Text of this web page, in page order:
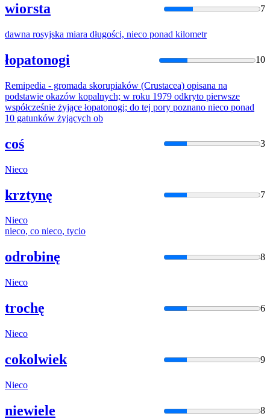
wiorsta 7
dawna rosyjska miara długości, nieco ponad kilometr
łopatonogi 10
Remipedia - gromada skorupiaków (Crustacea) opisana na
podstawie okazów kopalnych; w roku 1979 odkryto pierwsze
współcześnie żyjące łopatonogi; do tej pory poznano nieco ponad
10 gatunków żyjących ob
coś 3
Nieco
krztynę 7
Nieco
nieco, co nieco, tycio
odrobinę 8
Nieco
trochę 6
Nieco
cokolwiek 9
Nieco
niewiele 8